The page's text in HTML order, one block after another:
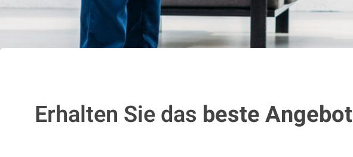
Erhalten Sie das beste Angebot